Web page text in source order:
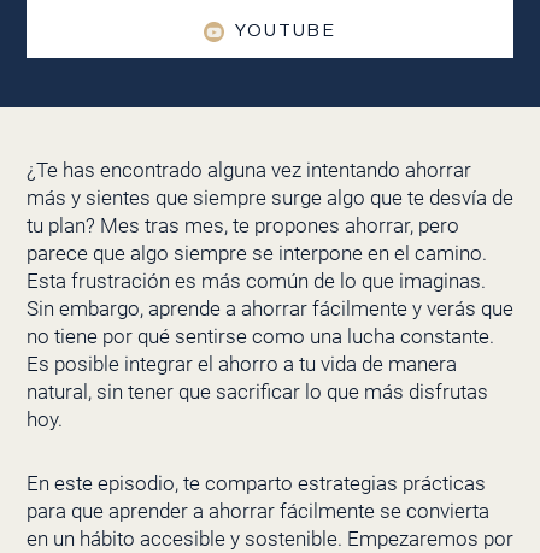
YOUTUBE
¿Te has encontrado alguna vez intentando ahorrar
más y sientes que siempre surge algo que te desvía de
tu plan? Mes tras mes, te propones ahorrar, pero
parece que algo siempre se interpone en el camino.
Esta frustración es más común de lo que imaginas.
Sin embargo, aprende a ahorrar fácilmente y verás que
no tiene por qué sentirse como una lucha constante.
Es posible integrar el ahorro a tu vida de manera
natural, sin tener que sacrificar lo que más disfrutas
hoy.
En este episodio, te comparto estrategias prácticas
para que aprender a ahorrar fácilmente se convierta
en un hábito accesible y sostenible. Empezaremos por